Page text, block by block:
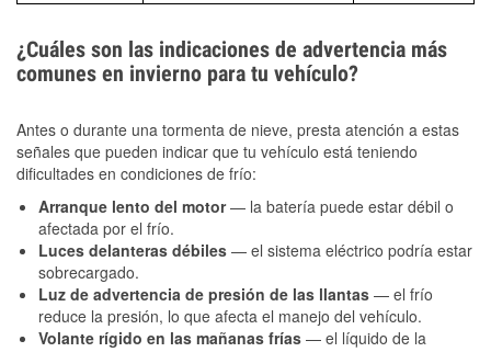
¿Cuáles son las indicaciones de advertencia más
comunes en invierno para tu vehículo?
Antes o durante una tormenta de nieve, presta atención a estas
señales que pueden indicar que tu vehículo está teniendo
dificultades en condiciones de frío:
Arranque lento del motor— la batería puede estar débil o
afectada por el frío.
Luces delanteras débiles — el sistema eléctrico podría estar
sobrecargado.
Luz de advertencia de presión de las llantas — el frío
reduce la presión, lo que afecta el manejo del vehículo.
Volante rígido en las mañanas frías — el líquido de la